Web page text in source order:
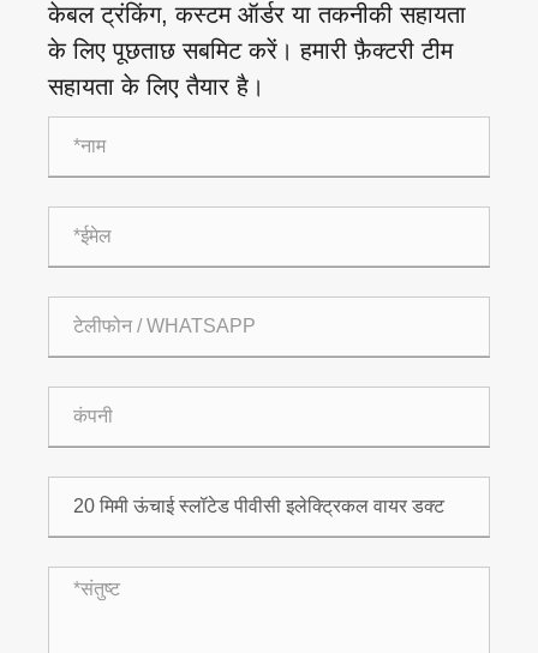
केबल ट्रंकिंग, कस्टम ऑर्डर या तकनीकी सहायता
के लिए पूछताछ सबमिट करें। हमारी फ़ैक्टरी टीम
सहायता के लिए तैयार है।